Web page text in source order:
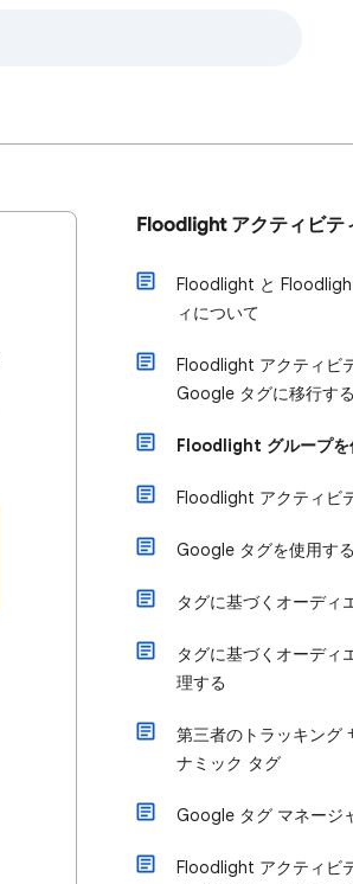
Floodlight アクティビテ
Floodlight と
ィについて
Floodlight アクティビ
Google タグに移行する
Floodlight グループを
Floodlight アクティビ
Google タグを使用する
タグに基づくオーディ
タグに基づくオーディ
理する
第三者のトラッキング
ナミック タグ
Google タグ マネージ
Floodlight アクティビ